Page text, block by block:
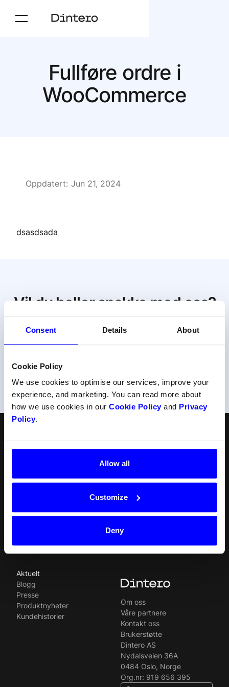
Consent Details About
Cookie Policy
We use cookies to optimise our services, improve your
experience, and marketing. You can read more about
how we use cookies in our Cookie Policyand Privacy
Policy.
Allow all
Customize
Deny
Fullføre ordre i
WooCommerce
Oppdatert: Jun 21, 2024
dsasdsada
Vil du heller snakke med oss?
Få personlig hjelp fra en av våre eksperter.
Eller ring oss på22 34 34 54
Svenska
In-person payments
Gift Cards
Ressurser
Betalingsmetoder
Plugins
Juridisk
Ledige stillinger
Aktuelt
Blogg
Presse
Produktnyheter
Kundehistorier
Om oss
Våre partnere
Kontakt oss
Brukerstøtte
Dintero AS
Nydalsveien 36A
0484 Oslo, Norge
Org.nr: 919 656 395